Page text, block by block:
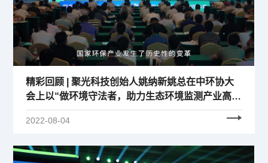
精彩回顾 | 聚光科技创始人姚纳新姚总在中环协大
会上以“做环境守法者，助力生态环境监测产业高质
量发展”为主题进行了发言
2022-08-04